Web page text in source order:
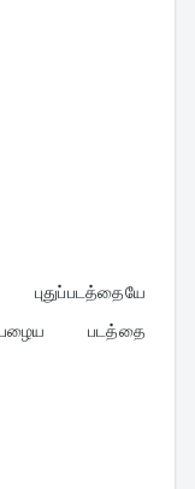
பழைய படத்தை